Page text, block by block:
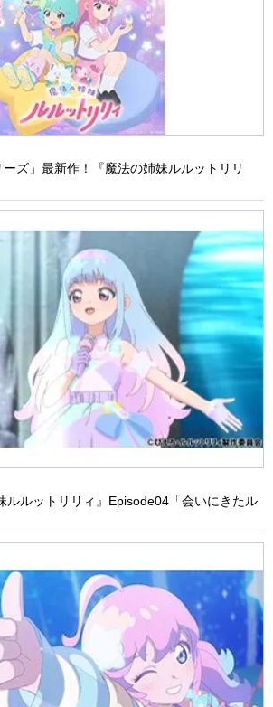
ーズ」最新作！『魔法の姉妹ルルットリリ
ルルットリリィ』Episode04「会いにきたル